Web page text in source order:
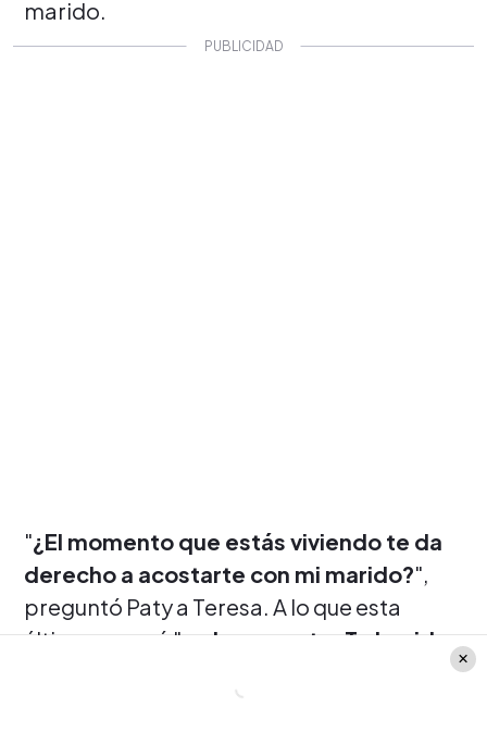
marido.
"¿El momento que estás viviendo te da
derecho a acostarte con mi marido?",
preguntó Paty a Teresa. A lo que esta
última agregó "no hagas esto. Te lo pido